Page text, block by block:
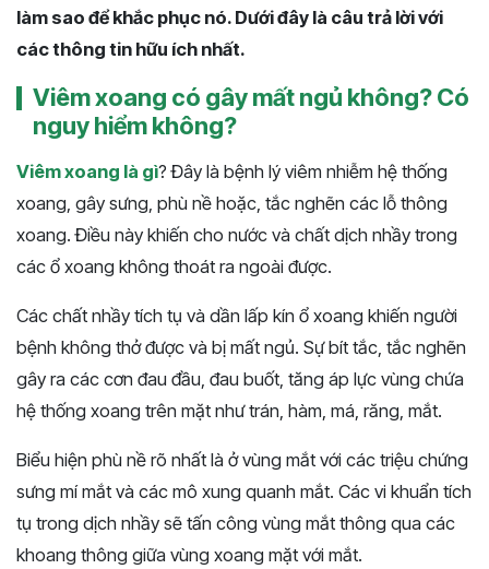
làm sao để khắc phục nó. Dưới đây là câu trả lời với
các thông tin hữu ích nhất.
Viêm xoang có gây mất ngủ không? Có
nguy hiểm không?
Viêm xoang là gì? Đây là bệnh lý viêm nhiễm hệ thống
xoang, gây sưng, phù nề hoặc, tắc nghẽn các lỗ thông
xoang. Điều này khiến cho nước và chất dịch nhầy trong
các ổ xoang không thoát ra ngoài được.
Các chất nhầy tích tụ và dần lấp kín ổ xoang khiến người
bệnh không thở được và bị mất ngủ. Sự bít tắc, tắc nghẽn
gây ra các cơn đau đầu, đau buốt, tăng áp lực vùng chứa
hệ thống xoang trên mặt như trán, hàm, má, răng, mắt.
Biểu hiện phù nề rõ nhất là ở vùng mắt với các triệu chứng
sưng mí mắt và các mô xung quanh mắt. Các vi khuẩn tích
tụ trong dịch nhầy sẽ tấn công vùng mắt thông qua các
khoang thông giữa vùng xoang mặt với mắt.